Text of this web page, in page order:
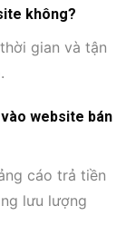
không?
gian và tận
website bán
cáo trả tiền
lưu lượng